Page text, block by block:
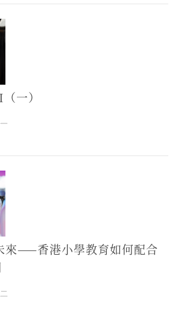
一）
來——香港小學教育如何配合